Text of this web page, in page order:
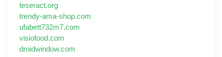
teseract.org
trendy-ama-shop.com
ufabett732m7.com
visiofood.com
droidwindow.com